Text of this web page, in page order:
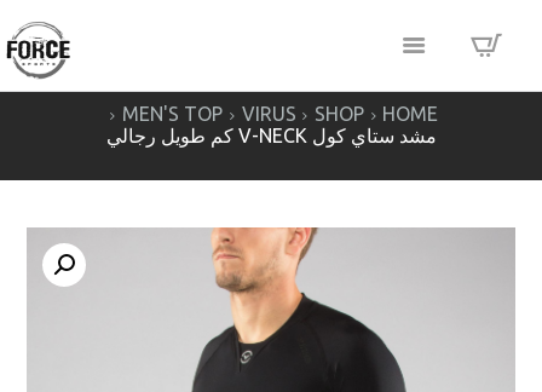
HOME
SHOP
VIRUS
MEN'S TOP
مشد ستاي كول V-NECK كم طويل رجالي